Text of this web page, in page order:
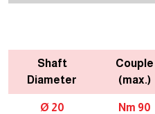
Couple
(max.)
Shaft
Diameter
90 Nm
Ø 20